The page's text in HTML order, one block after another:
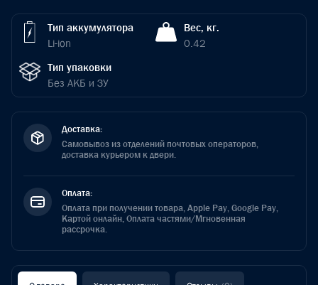
Тип аккумулятора
Li-ion
Вес, кг.
0.42
Тип упаковки
Без АКБ и ЗУ
Доставка:
Самовывоз из отделений почтовых операторов,
доставка курьером к двери.
Оплата:
Оплата при получении товара, Apple Pay, Google Pay,
Картой онлайн, Оплата частями/Мгновенная
рассрочка.